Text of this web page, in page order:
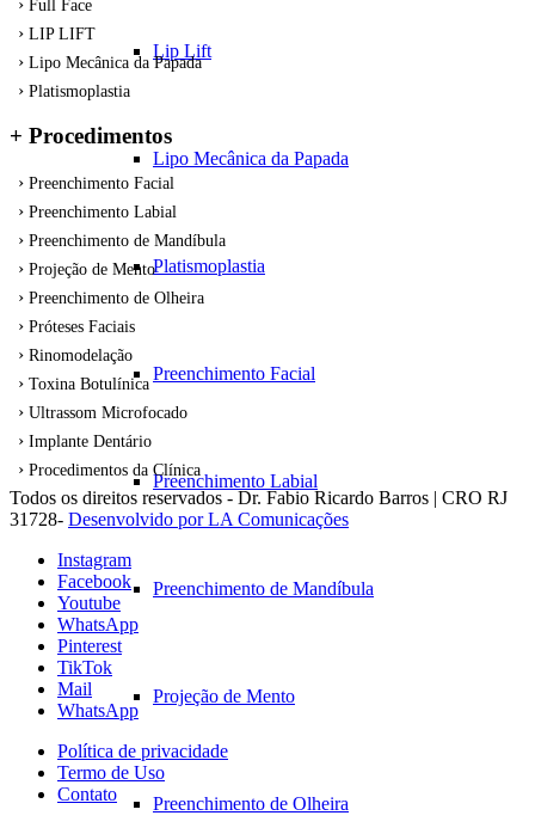
Lip Lift
Lipo Mecânica da Papada
Platismoplastia
Preenchimento Facial
Preenchimento Labial
Preenchimento de Mandíbula
Projeção de Mento
Preenchimento de Olheira
Full Face
LIP LIFT
Lipo Mecânica da Papada
Platismoplastia
+ Procedimentos
Preenchimento Facial
Preenchimento Labial
Preenchimento de Mandíbula
Projeção de Mento
Preenchimento de Olheira
Próteses Faciais
Rinomodelação
Toxina Botulínica
Ultrassom Microfocado
Implante Dentário
Procedimentos da Clínica
Todos os direitos reservados - Dr. Fabio Ricardo Barros | CRO RJ
31728- Desenvolvido por LA Comunicações
Instagram
Facebook
Youtube
WhatsApp
Pinterest
TikTok
Mail
WhatsApp
Política de privacidade
Termo de Uso
Contato